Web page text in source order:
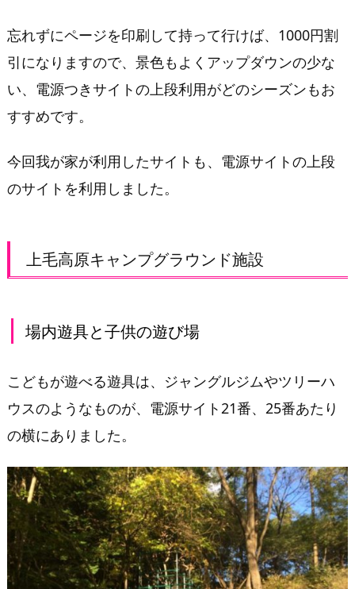
率
忘れずにページを印刷して持って行けば、1000円割
引になりますので、景色もよくアップダウンの少な
い、電源つきサイトの上段利用がどのシーズンもお
すすめです。
今回我が家が利用したサイトも、電源サイトの上段
のサイトを利用しました。
上毛高原キャンプグラウンド施設
場内遊具と子供の遊び場
こどもが遊べる遊具は、ジャングルジムやツリーハ
ウスのようなものが、電源サイト21番、25番あたり
の横にありました。